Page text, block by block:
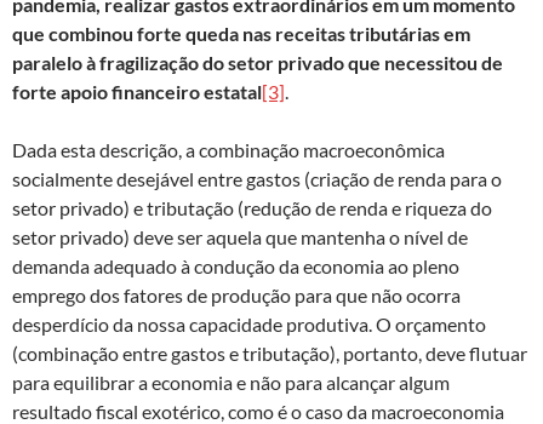
que combinou forte queda nas receitas tributárias em
paralelo à fragilização do setor privado que necessitou de
forte apoio financeiro estatal[3].
Dada esta descrição, a combinação macroeconômica
socialmente desejável entre gastos (criação de renda para o
setor privado) e tributação (redução de renda e riqueza do
setor privado) deve ser aquela que mantenha o nível de
demanda adequado à condução da economia ao pleno
emprego dos fatores de produção para que não ocorra
desperdício da nossa capacidade produtiva. O orçamento
(combinação entre gastos e tributação), portanto, deve flutuar
para equilibrar a economia e não para alcançar algum
resultado fiscal exotérico, como é o caso da macroeconomia